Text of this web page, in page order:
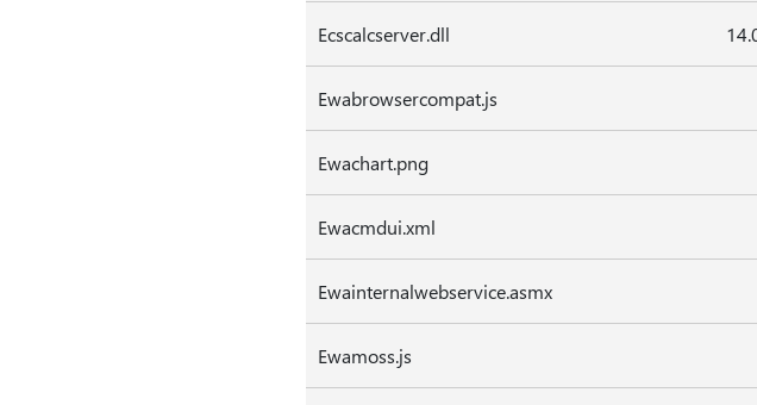
Ecscalcserver.dll
Ewabrowsercompat.js
Ewachart.png
Ewacmdui.xml
Ewainternalwebservice.asmx
Ewamoss.js